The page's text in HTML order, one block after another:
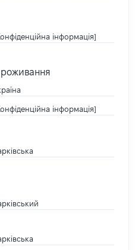
інформація]
інформація]